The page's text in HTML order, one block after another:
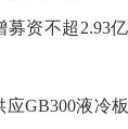
募资不超2.93
应GB300液冷